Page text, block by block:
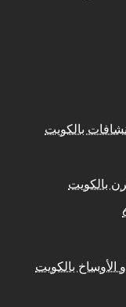
بالكويت
بالكويت
الأوساخ بالكويت